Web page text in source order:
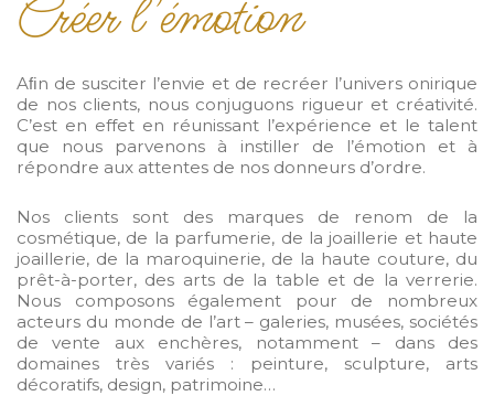
Créer l’émotion
Aﬁn de susciter l’envie et de recréer l’univers onirique
de nos clients, nous conjuguons rigueur et créativité.
C’est en effet en réunissant l’expérience et le talent
que nous parvenons à instiller de l’émotion et à
répondre aux attentes de nos donneurs d’ordre.
Nos clients sont des marques de renom de la
cosmétique, de la parfumerie, de la joaillerie et haute
joaillerie, de la maroquinerie, de la haute couture, du
prêt-à-porter, des arts de la table et de la verrerie.
Nous composons également pour de nombreux
acteurs du monde de l’art – galeries, musées, sociétés
de vente aux enchères, notamment – dans des
domaines très variés : peinture, sculpture, arts
décoratifs, design, patrimoine…